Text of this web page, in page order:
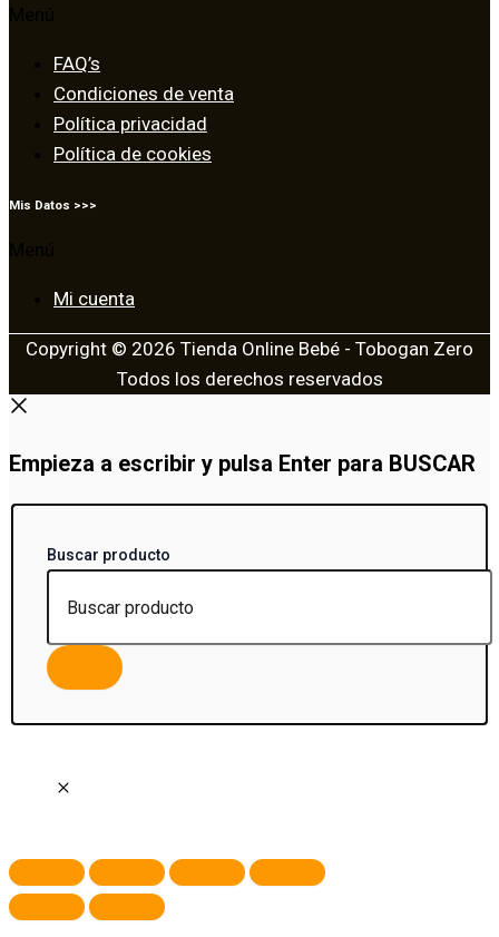
FAQ’s
Condiciones de venta
Política privacidad
Política de cookies
Mis Datos >>>
Mi cuenta
Copyright © 2026 Tienda Online Bebé - Tobogan Zero
Todos los derechos reservados
Empieza a escribir y pulsa Enter para BUSCAR
Buscar producto